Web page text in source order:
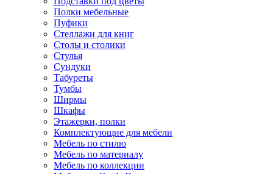
Полки мебельные
Пуфики
Стеллажи для книг
Столы и столики
Стулья
Сундуки
Табуреты
Тумбы
Ширмы
Шкафы
Этажерки, полки
Комплектующие для мебели
Мебель по стилю
Мебель по материалу
Мебель по коллекции